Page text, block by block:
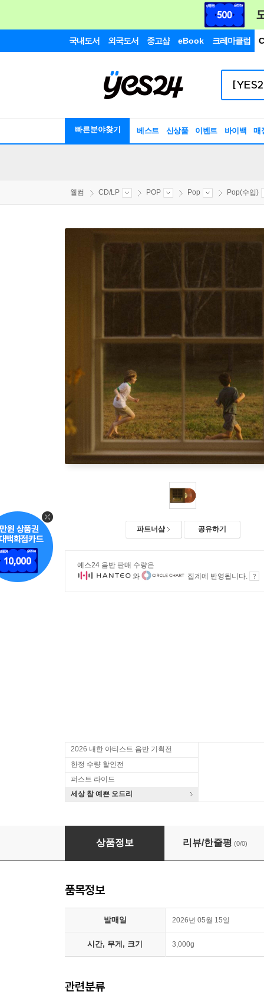
국내도서 외국도서 중고샵 eBook 크레마클럽
빠른분야찾기 베스트 신상품 이벤트 바이백 매
웰컴 CD/LP POP Pop Pop(수입)
파트너샵 공유하기
예스24 음반 판매 수량은
와
집계에 반영됩니다.
2026 내한 아티스트 음반 기획전
한정 수량 할인전
퍼스트 라이드
세상 참 예쁜 오드리
Noah Kahan (노아 카한) - 4집 The Great
상품정보 리뷰/한줄평 (0/0)
품목정보
발매일 2026년 05월 15일
시간, 무게, 크기 3,000g
관련분류